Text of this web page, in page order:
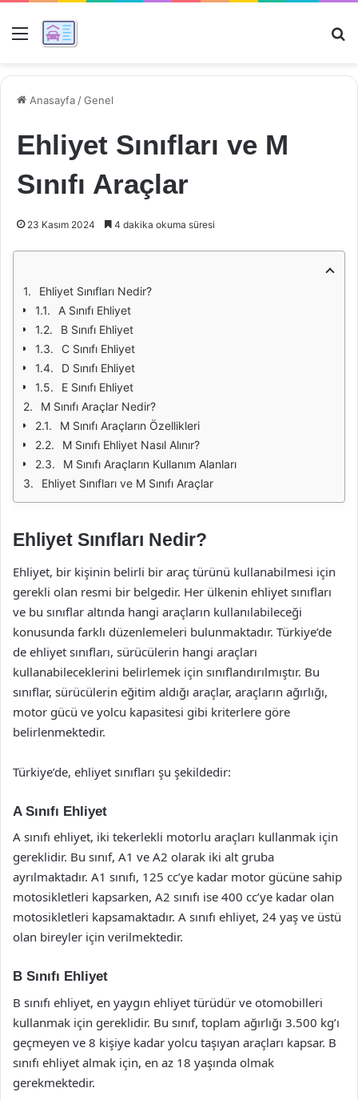
Menü
Anasayfa /Genel
Ehliyet Sınıfları ve M
Sınıfı Araçlar
23 Kasım 2024 4 dakika okuma süresi
Ehliyet Sınıfları Nedir?
A Sınıfı Ehliyet
B Sınıfı Ehliyet
C Sınıfı Ehliyet
D Sınıfı Ehliyet
E Sınıfı Ehliyet
M Sınıfı Araçlar Nedir?
M Sınıfı Araçların Özellikleri
M Sınıfı Ehliyet Nasıl Alınır?
M Sınıfı Araçların Kullanım Alanları
Ehliyet Sınıfları ve M Sınıfı Araçlar
Ehliyet Sınıfları Nedir?
Ehliyet, bir kişinin belirli bir araç türünü kullanabilmesi için
gerekli olan resmi bir belgedir. Her ülkenin ehliyet sınıfları
ve bu sınıflar altında hangi araçların kullanılabileceği
konusunda farklı düzenlemeleri bulunmaktadır. Türkiye’de
de ehliyet sınıfları, sürücülerin hangi araçları
kullanabileceklerini belirlemek için sınıflandırılmıştır. Bu
sınıflar, sürücülerin eğitim aldığı araçlar, araçların ağırlığı,
motor gücü ve yolcu kapasitesi gibi kriterlere göre
belirlenmektedir.
Türkiye’de, ehliyet sınıfları şu şekildedir:
A Sınıfı Ehliyet
A sınıfı ehliyet, iki tekerlekli motorlu araçları kullanmak için
gereklidir. Bu sınıf, A1 ve A2 olarak iki alt gruba
ayrılmaktadır. A1 sınıfı, 125 cc’ye kadar motor gücüne sahip
motosikletleri kapsarken, A2 sınıfı ise 400 cc’ye kadar olan
motosikletleri kapsamaktadır. A sınıfı ehliyet, 24 yaş ve üstü
olan bireyler için verilmektedir.
B Sınıfı Ehliyet
B sınıfı ehliyet, en yaygın ehliyet türüdür ve otomobilleri
kullanmak için gereklidir. Bu sınıf, toplam ağırlığı 3.500 kg’ı
geçmeyen ve 8 kişiye kadar yolcu taşıyan araçları kapsar. B
sınıfı ehliyet almak için, en az 18 yaşında olmak
gerekmektedir.